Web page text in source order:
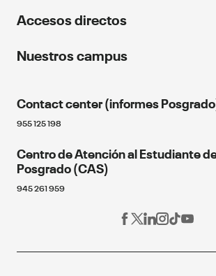
Accesos directos
Centro de idiomas
Continental Florida University
Educación continua
Fondo editorial
Próximos eventos
Blog de Posgrado
Estudia en línea
Nuestros campus
064 481430
Cusco
Arequipa
01 2132760
Contact center (informes
955 125 198
Centro de Atención al Estudiante
Posgrado (CAS)
945 261 959